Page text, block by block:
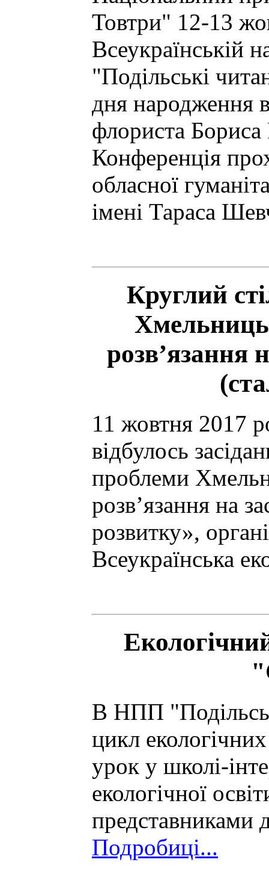
Товтри" 12-13
Всеукраїнській
"Подільські
дня народження
флориста
Конференція
обласної
імені Тараса
Круглий
розв’язання
11 жовтня 2017
відбулось
проблеми
розв’язання на
розвитку»,
Всеукраїнська
В НПП
цикл
урок у школі-
екологічної
представниками
Подробиці...